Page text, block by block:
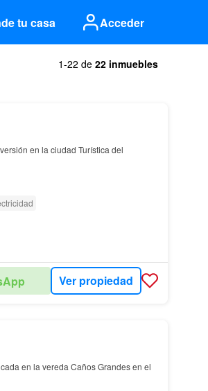
tu casa Acceder
1-22 de 22 inmuebles
en la ciudad Turística del
Ver propiedad
en la vereda Caños Grandes en el